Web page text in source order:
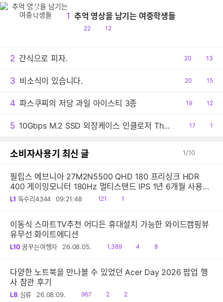
1 추억 영상을 남기는 여중학생들
공
22
댓
12
추
2 간식으로 피자.
공
20
댓
13
3 비소식이 있습니다.
공
20
댓
15
4 파스쿠찌의 저당 과일 아이스티 3종
공
19
댓
12
5 10Gbps M.2 SSD 외장케이스 인클로저 Thermalright HR-EB101 C 사용기
공
17
댓1
소비자사용기 최신 글 1/10
필립스 에브니아 27M2N5500 QHD 180 프리싱크 HDR
400 게이밍모니터 180Hz 멀티스탠드 IPS 1년 6개월 사용후
기 아이온2 인기
L1 독수리4344 09:21:48
읽
121
공1
이동식 스마트TV추천 어디든 휴대설치 가능한 와이드캠핑뷰
유무선 화이트에디션
L10 꿈꾸는여행자 26.08.05.
읽
1,389
공
4
댓
8
다양한 노트북을 만나볼 수 있었던 Acer Day 2026 팝업 행
사 참관 후기
L8 심류 26.08.09.
읽
967
공
2
댓
2